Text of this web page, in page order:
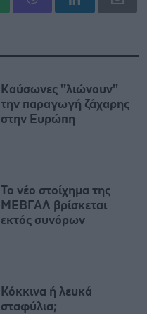
Καύσωνες ''λιώνουν''
την παραγωγή ζάχαρης
στην Ευρώπη
Το νέο στοίχημα της
ΜΕΒΓΑΛ βρίσκεται
εκτός συνόρων
Κόκκινα ή λευκά
σταφύλια;